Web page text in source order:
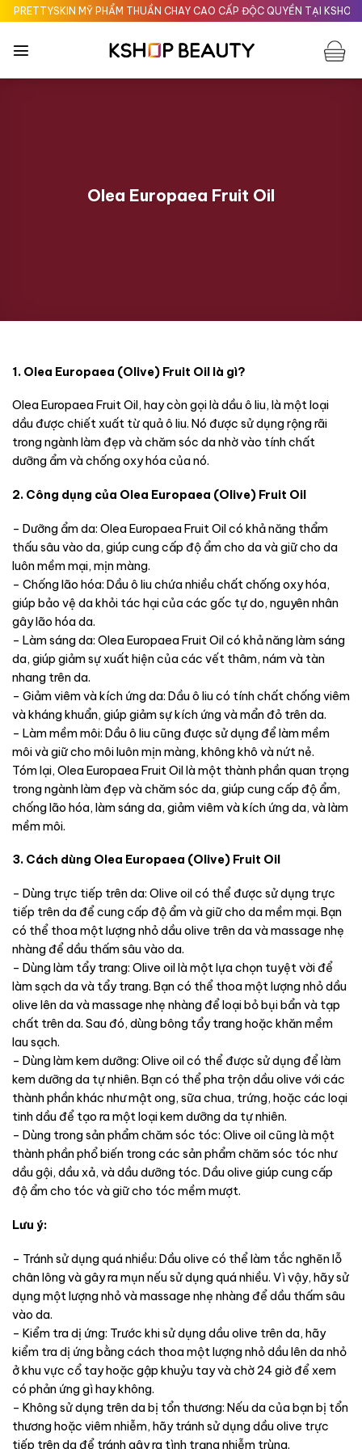
Chuyển
đến
nội
MỸ PHẨM THUẦN CHAY CAO CẤP ĐỘC QUYỀN TẠI
Olea Europaea Fruit Oil
1. Olea Europaea (Olive) Fruit Oil là gì?
Olea Europaea Fruit Oil, hay còn gọi là dầu ô liu, là một loại
dầu được chiết xuất từ quả ô liu. Nó được sử dụng rộng rãi
trong ngành làm đẹp và chăm sóc da nhờ vào tính chất
dưỡng ẩm và chống oxy hóa của nó.
2. Công dụng của Olea Europaea (Olive) Fruit Oil
– Dưỡng ẩm da: Olea Europaea Fruit Oil có khả năng thẩm
thấu sâu vào da, giúp cung cấp độ ẩm cho da và giữ cho da
luôn mềm mại, mịn màng.
– Chống lão hóa: Dầu ô liu chứa nhiều chất chống oxy hóa,
giúp bảo vệ da khỏi tác hại của các gốc tự do, nguyên nhân
gây lão hóa da.
– Làm sáng da: Olea Europaea Fruit Oil có khả năng làm sáng
da, giúp giảm sự xuất hiện của các vết thâm, nám và tàn
nhang trên da.
– Giảm viêm và kích ứng da: Dầu ô liu có tính chất chống viêm
và kháng khuẩn, giúp giảm sự kích ứng và mẩn đỏ trên da.
– Làm mềm môi: Dầu ô liu cũng được sử dụng để làm mềm
môi và giữ cho môi luôn mịn màng, không khô và nứt nẻ.
Tóm lại, Olea Europaea Fruit Oil là một thành phần quan trọng
trong ngành làm đẹp và chăm sóc da, giúp cung cấp độ ẩm,
chống lão hóa, làm sáng da, giảm viêm và kích ứng da, và làm
mềm môi.
3. Cách dùng Olea Europaea (Olive) Fruit Oil
– Dùng trực tiếp trên da: Olive oil có thể được sử dụng trực
tiếp trên da để cung cấp độ ẩm và giữ cho da mềm mại. Bạn
có thể thoa một lượng nhỏ dầu olive trên da và massage nhẹ
nhàng để dầu thấm sâu vào da.
– Dùng làm tẩy trang: Olive oil là một lựa chọn tuyệt vời để
làm sạch da và tẩy trang. Bạn có thể thoa một lượng nhỏ dầu
olive lên da và massage nhẹ nhàng để loại bỏ bụi bẩn và tạp
chất trên da. Sau đó, dùng bông tẩy trang hoặc khăn mềm
lau sạch.
– Dùng làm kem dưỡng: Olive oil có thể được sử dụng để làm
kem dưỡng da tự nhiên. Bạn có thể pha trộn dầu olive với các
thành phần khác như mật ong, sữa chua, trứng, hoặc các loại
tinh dầu để tạo ra một loại kem dưỡng da tự nhiên.
– Dùng trong sản phẩm chăm sóc tóc: Olive oil cũng là một
thành phần phổ biến trong các sản phẩm chăm sóc tóc như
dầu gội, dầu xả, và dầu dưỡng tóc. Dầu olive giúp cung cấp
độ ẩm cho tóc và giữ cho tóc mềm mượt.
Lưu ý:
– Tránh sử dụng quá nhiều: Dầu olive có thể làm tắc nghẽn lỗ
chân lông và gây ra mụn nếu sử dụng quá nhiều. Vì vậy, hãy sử
dụng một lượng nhỏ và massage nhẹ nhàng để dầu thấm sâu
vào da.
– Kiểm tra dị ứng: Trước khi sử dụng dầu olive trên da, hãy
kiểm tra dị ứng bằng cách thoa một lượng nhỏ dầu lên da nhỏ
ở khu vực cổ tay hoặc gập khuỷu tay và chờ 24 giờ để xem
có phản ứng gì hay không.
– Không sử dụng trên da bị tổn thương: Nếu da của bạn bị tổn
thương hoặc viêm nhiễm, hãy tránh sử dụng dầu olive trực
tiếp trên da để tránh gây ra tình trạng nhiễm trùng.